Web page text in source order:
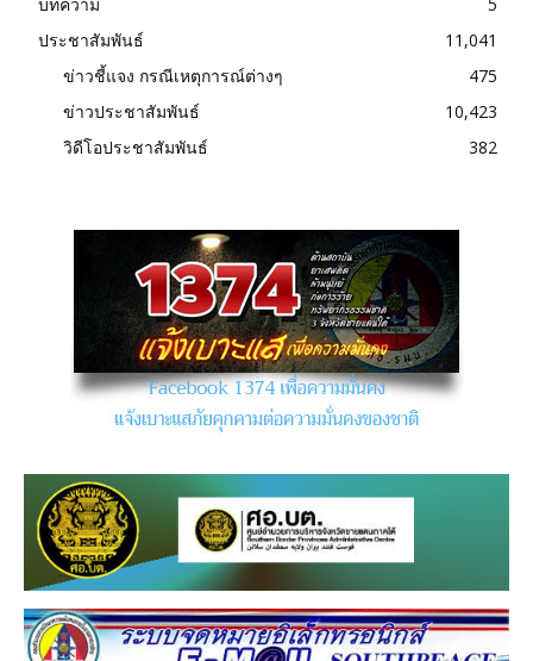
ประชาสัมพันธ์
11,041
ข่าวชี้แจง กรณีเหตุการณ์ต่างๆ
475
ข่าวประชาสัมพันธ์
10,423
วิดีโอประชาสัมพันธ์
382